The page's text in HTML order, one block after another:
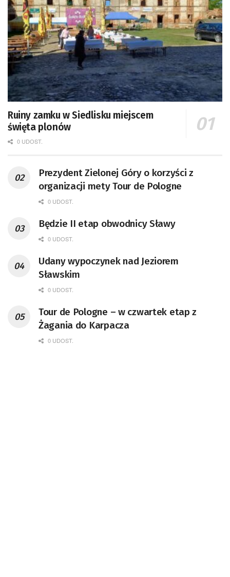
Ruiny zamku w Siedlisku miejscem
święta plonów
0 UDOST.
Prezydent Zielonej Góry o korzyści z
organizacji mety Tour de Pologne
0 UDOST.
Będzie II etap obwodnicy Sławy
0 UDOST.
Udany wypoczynek nad Jeziorem
Sławskim
0 UDOST.
Tour de Pologne – w czwartek etap z
Żagania do Karpacza
0 UDOST.